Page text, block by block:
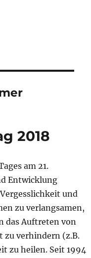
2018
am 21.
Entwicklung
und
zu verlangsamen,
das Auftreten von
zu verhindern (z.B.
zu heilen. Seit 1994